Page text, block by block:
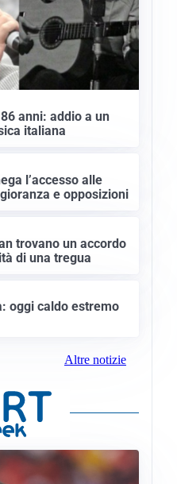
anni: addio a un
italiana
l’accesso alle
e opposizioni
trovano un accordo
di una tregua
oggi caldo estremo
Altre notizie